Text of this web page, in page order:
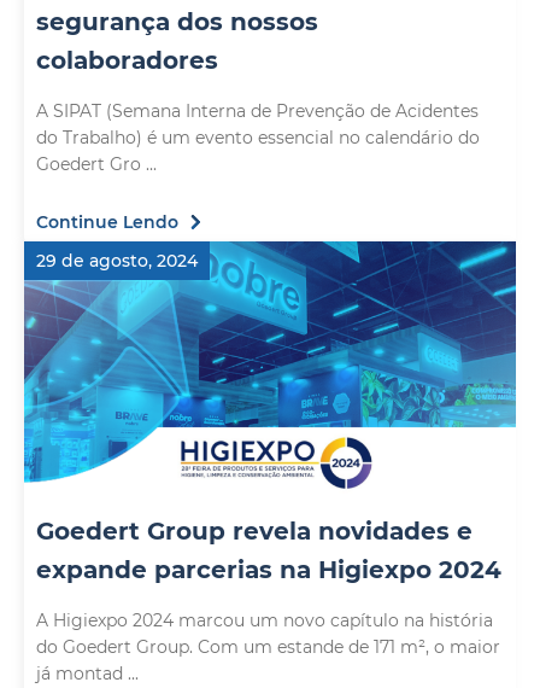
segurança dos nossos
colaboradores
A SIPAT (Semana Interna de Prevenção de Acidentes
do Trabalho) é um evento essencial no calendário do
Goedert Gro ...
Continue Lendo
29 de agosto, 2024
Goedert Group revela novidades e
expande parcerias na Higiexpo 2024
A Higiexpo 2024 marcou um novo capítulo na história
do Goedert Group. Com um estande de 171 m², o maior
já montad ...